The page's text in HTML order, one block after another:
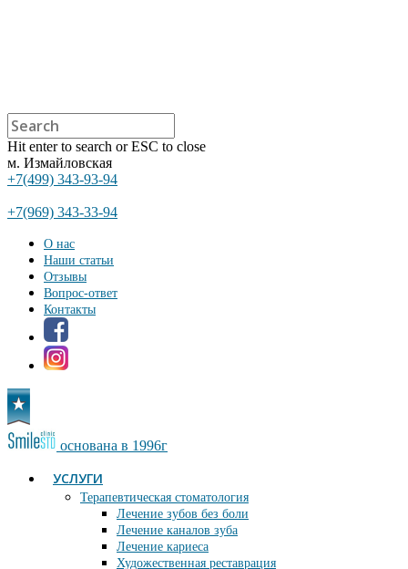
Hit enter to search or ESC to close
м. Измайловская
+7(499) 343-93-94
+7(969) 343-33-94
О нас
Наши статьи
Отзывы
Вопрос-ответ
Контакты
основана в 1996г
УСЛУГИ
Терапевтическая стоматология
Лечение зубов без боли
Лечение каналов зуба
Лечение кариеса
Художественная реставрация